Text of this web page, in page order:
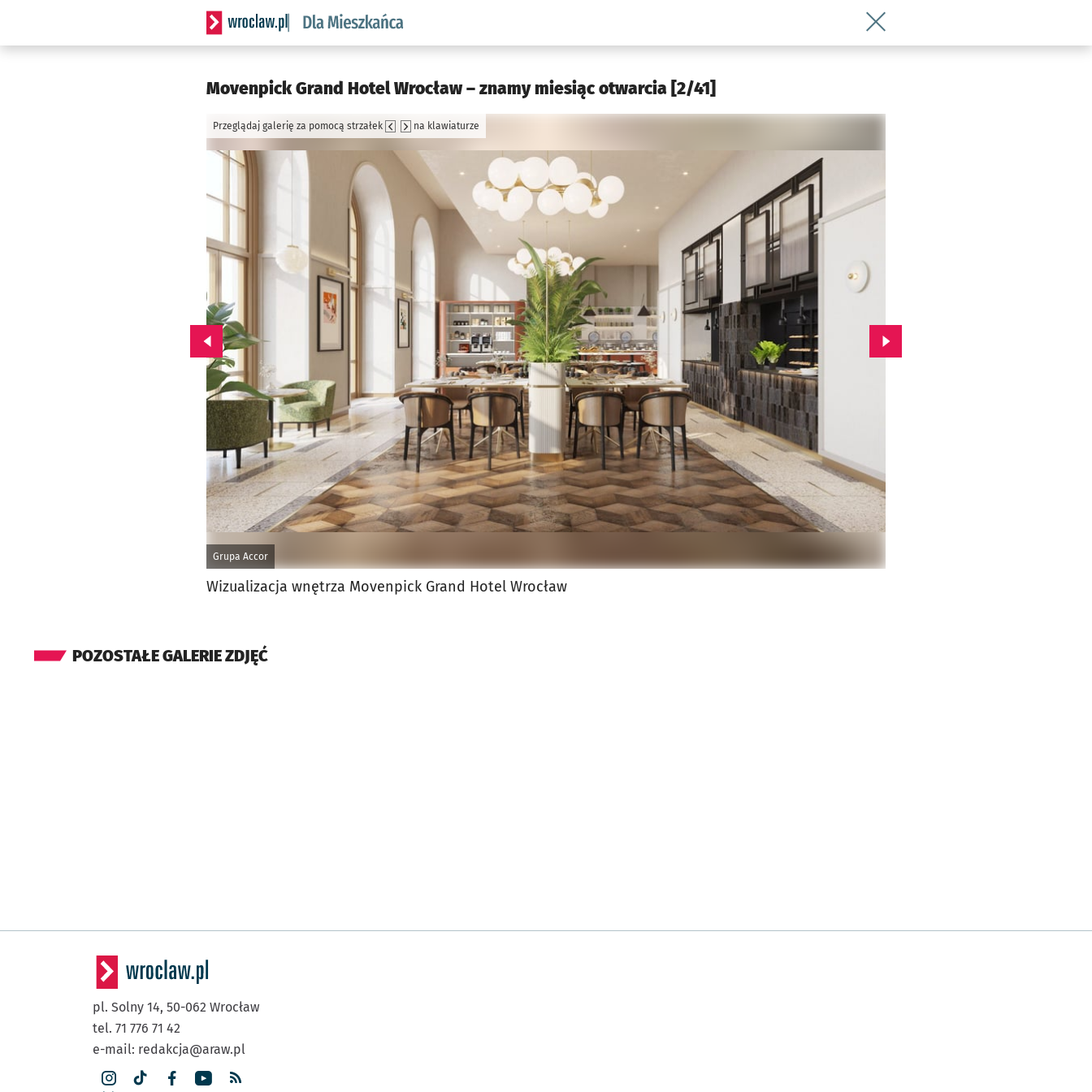
Serwis informacyjny wroclaw.pl podserwis: Dla mieszkańca
Wróć do artykułu Movenpick Grand
Movenpick Grand Hotel Wrocław – znamy miesiąc otwarcia [2/41]
Grupa Accor
Przeglądaj galerię za pomocą strzałek na klawiaturze
Przejdź do poprzedniego zdjęcia. Przejdź do kolejnego zdjęcia.
Wizualizacja wnętrza Movenpick Grand Hotel Wrocław
POZOSTAŁE GALERIE ZDJĘĆ
pl. Solny 14, 50-062 Wrocław
tel. 71 776 71 42
e-mail: redakcja@araw.pl